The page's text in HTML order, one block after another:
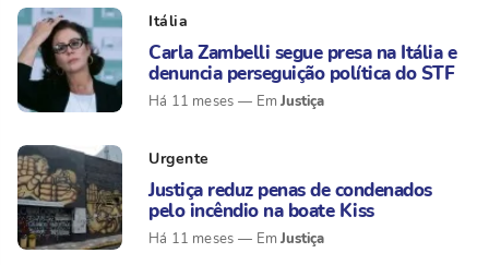
Itália
Carla Zambelli segue presa na Itália e
denuncia perseguição política do STF
Há 11 meses Justiça
Urgente
Justiça reduz penas de condenados
pelo incêndio na boate Kiss
Há 11 meses Justiça